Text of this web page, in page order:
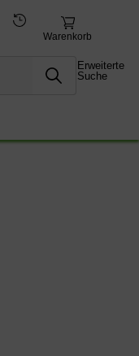
Warenkorb
Erweiterte
Suche